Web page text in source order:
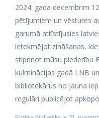
2024. gada decembrim
pētījumiem un vēstures
garumā attīstījusies
ietekmējot zināšanas,
stiprinot mūsu piederību
kulminācijas gadā LNB
bibliotekārus no jauna
regulāri publicējot